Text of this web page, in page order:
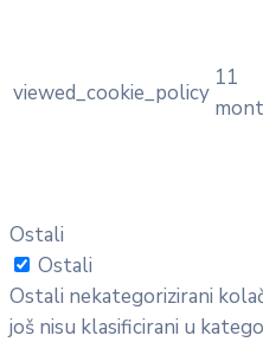
viewed_cookie_policy
11
Ostali
Ostali
Ostali nekategorizirani
još nisu klasificirani u